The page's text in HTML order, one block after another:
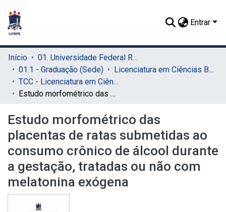
Entrar
Início
01. Universidade Federal Rural de Pernambuco - UFRPE (Sede)
01.1 - Graduação (Sede)
Licenciatura em Ciências Biológicas (Sede)
TCC - Licenciatura em Ciências Biológicas (Sede)
Estudo morfométrico das placentas de ratas submetidas ao consumo crônico de álcool durante a gestação, tratadas ou não com melatonina exógena
Estudo morfométrico das
placentas de ratas submetidas ao
consumo crônico de álcool durante
a gestação, tratadas ou não com
melatonina exógena